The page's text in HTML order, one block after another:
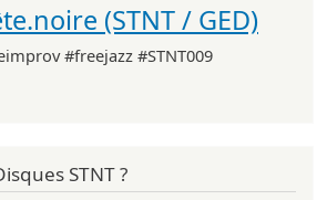
(STNT / GED)
#freejazz #STNT009
STNT ?